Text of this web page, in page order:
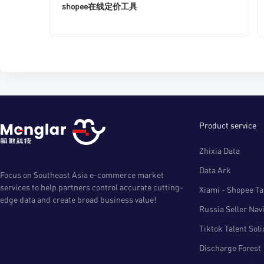
shopee在线定价工具
Focus on Southeast Asia e-commerce market
services to help partners control accurate cutting-
edge data and create broad business value!
Product service
Zhixia Data
Data Ark
Xiami - Shopee
Russia Seller
Tiktok Talent
Discharge Forest